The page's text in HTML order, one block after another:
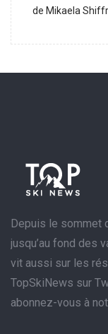
de Mikaela
Depuis le sommet
jusqu’au fond des
vit aussi sur les
TopSkiNews sur
abonnez-vous à